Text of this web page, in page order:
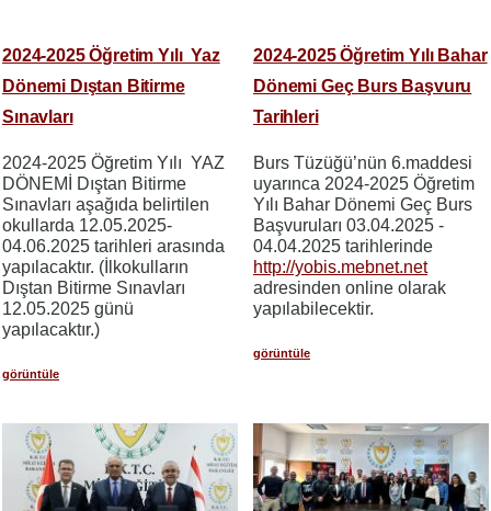
2024-2025 Öğretim Yılı Yaz
Dönemi Dıştan Bitirme
Sınavları
2024-2025 Öğretim Yılı YAZ
DÖNEMİ Dıştan Bitirme
Sınavları aşağıda belirtilen
okullarda 12.05.2025-
04.06.2025 tarihleri arasında
yapılacaktır. (İlkokulların
Dıştan Bitirme Sınavları
12.05.2025 günü
yapılacaktır.)
görüntüle
2024-2025 Öğretim Yılı Bahar
Dönemi Geç Burs Başvuru
Tarihleri
Burs Tüzüğü’nün 6.maddesi
uyarınca 2024-2025 Öğretim
Yılı Bahar Dönemi Geç Burs
Başvuruları 03.04.2025 -
04.04.2025 tarihlerinde
http://yobis.mebnet.net
adresinden online olarak
yapılabilecektir.
görüntüle